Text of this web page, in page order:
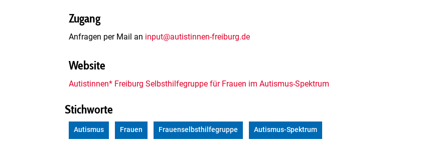
Zugang
Anfragen per Mail an input@autistinnen-freiburg.de
Website
Autistinnen* Freiburg Selbsthilfegruppe für Frauen im Autismus-Spektrum
Stichworte
Autismus Frauen Frauenselbsthilfegruppe Autismus-Spektrum